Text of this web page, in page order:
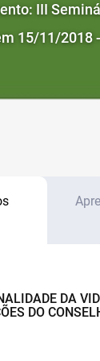
III
15/11/2018
DA
DO